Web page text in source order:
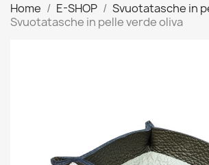
Home E-SHOP
Svuotatasche in
Svuotatasche in pelle verde oliva